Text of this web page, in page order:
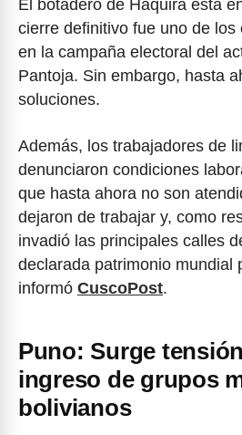
El botadero de Haquira está
cierre definitivo fue uno de
en la campaña electoral del
Pantoja. Sin embargo, hasta
soluciones.
Además, los trabajadores de
denunciaron condiciones
que hasta ahora no son
dejaron de trabajar y, como
invadió las principales calles
declarada patrimonio mundial
informó CuscoPost.
Puno: Surge
ingreso de grupos
bolivianos